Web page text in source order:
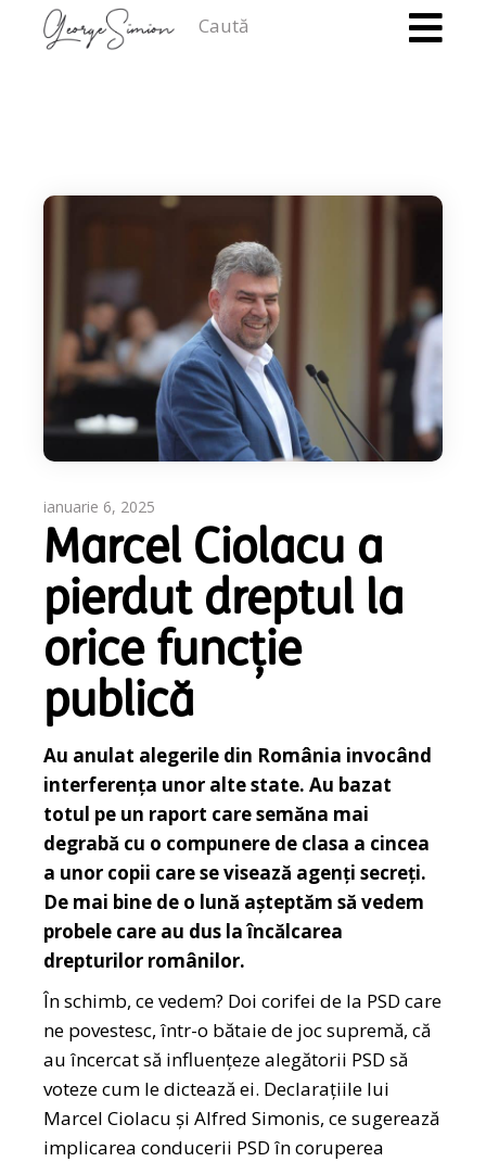
ianuarie 6, 2025
Marcel Ciolacu a
pierdut dreptul la
orice funcție
publică
Au anulat alegerile din România invocând
interferența unor alte state. Au bazat
totul pe un raport care semăna mai
degrabă cu o compunere de clasa a cincea
a unor copii care se visează agenți secreți.
De mai bine de o lună așteptăm să vedem
probele care au dus la încălcarea
drepturilor românilor.
În schimb, ce vedem? Doi corifei de la PSD care
ne povestesc, într-o bătaie de joc supremă, că
au încercat să influențeze alegătorii PSD să
voteze cum le dictează ei. Declarațiile lui
Marcel Ciolacu și Alfred Simonis, ce sugerează
implicarea conducerii PSD în coruperea